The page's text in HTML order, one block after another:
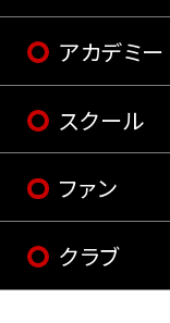
アカデミー
スクール
ファン
クラブ